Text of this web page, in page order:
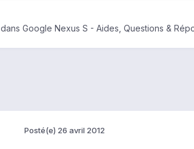
dans Google Nexus S - Aides, Questions &
Posté(e) 26 avril 2012